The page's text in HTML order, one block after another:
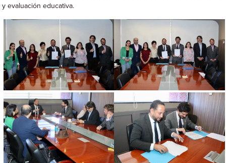
y evaluación educativa.